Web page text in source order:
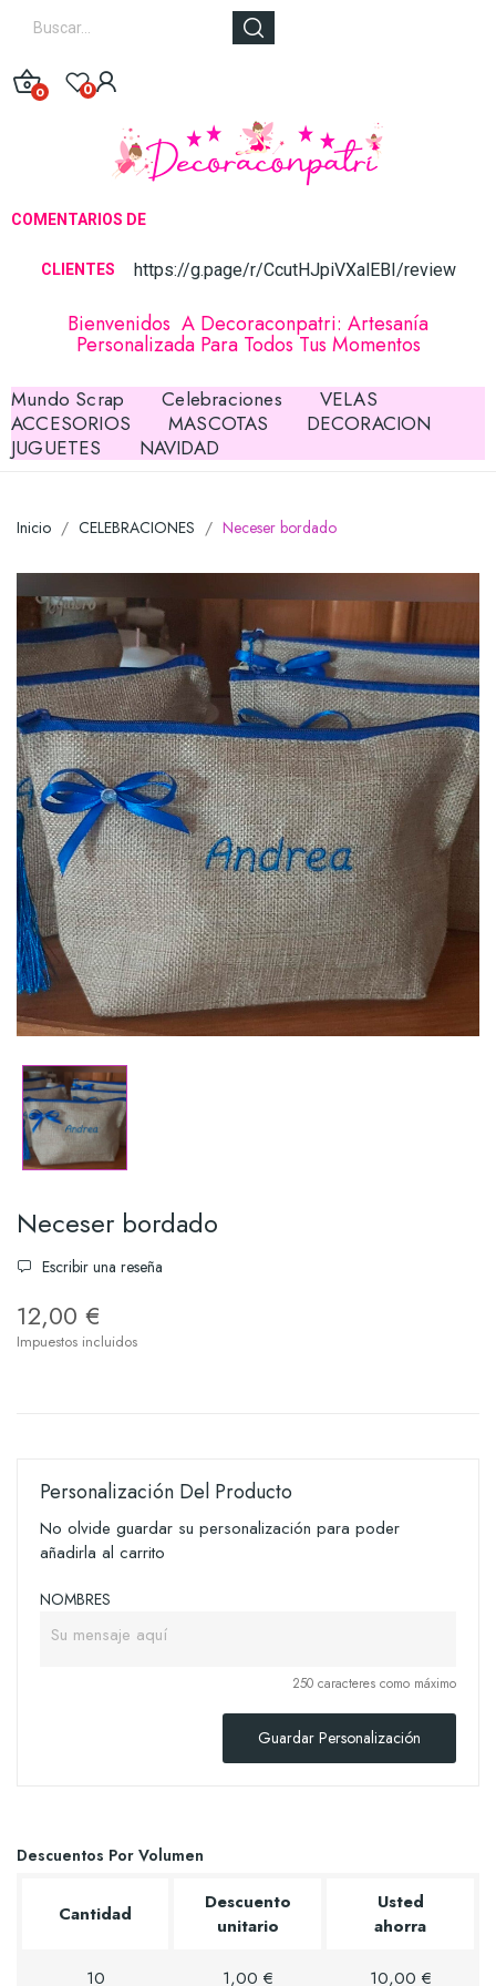
0 0
COMENTARIOS DE
CLIENTES https://g.page/r/CcutHJpiVXalEBI/review
Bienvenidos A Decoraconpatri: Artesanía
Personalizada Para Todos Tus Momentos
Mundo Scrap Celebraciones
VELAS
ACCESORIOS
MASCOTAS
DECORACION
JUGUETES
NAVIDAD
Inicio CELEBRACIONES Neceser bordado
Neceser bordado
Escribir una reseña
12,00 €
Impuestos incluidos
Personalización Del Producto
No olvide guardar su personalización para poder
añadirla al carrito
NOMBRES
250 caracteres como máximo
Guardar Personalización
Descuentos Por Volumen
Cantidad
Descuento
unitario
Usted
ahorra
10 1,00 € 10,00 €